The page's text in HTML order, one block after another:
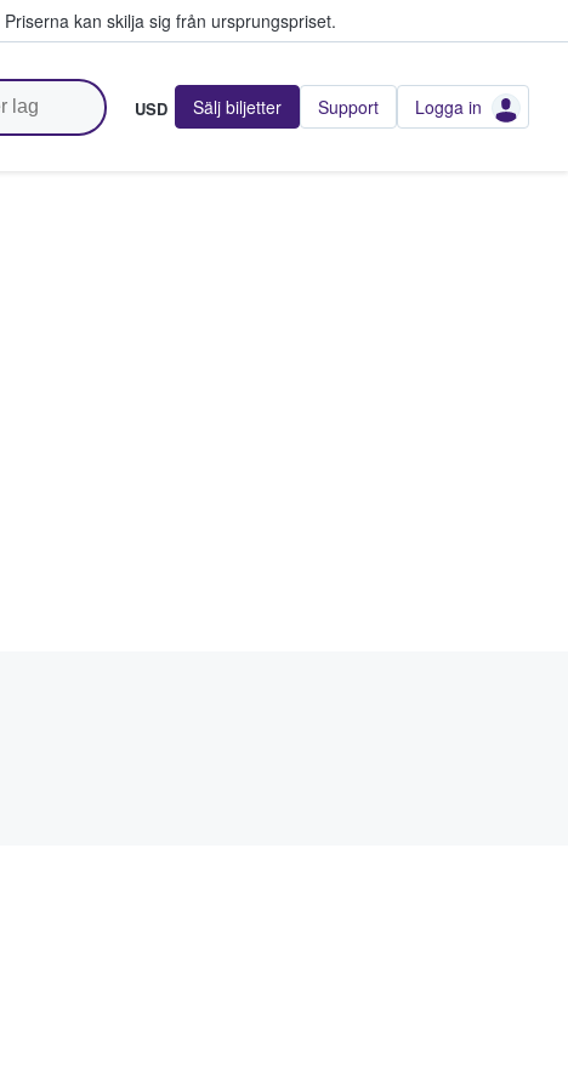
Priserna kan skilja sig från ursprungspriset.
USD Sälj biljetter Support Logga in